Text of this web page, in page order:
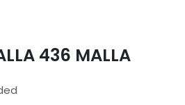
436 MALLA